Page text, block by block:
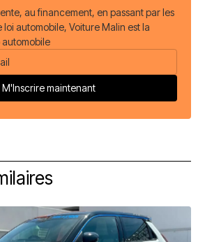
au financement, en passant par les
automobile, Voiture Malin est la